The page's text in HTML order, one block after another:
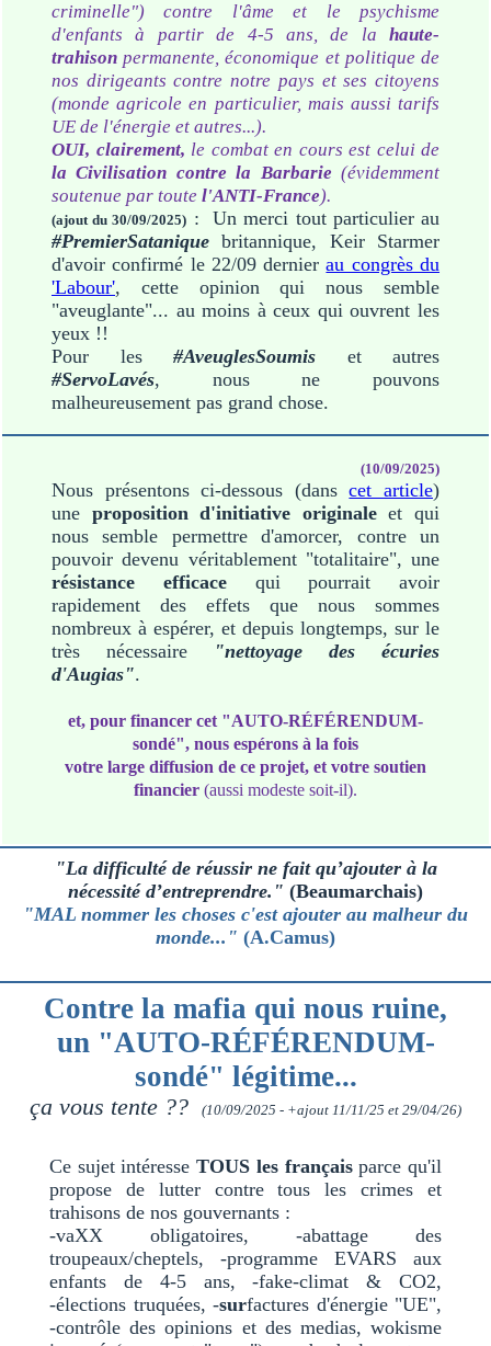
criminelle") contre l'âme et le psychisme
d'enfants à partir de 4-5 ans, de la haute-
trahison permanente, économique et politique de
nos dirigeants contre notre pays et ses citoyens
(monde agricole en particulier, mais aussi tarifs
UE de l'énergie et autres...).
OUI, clairement, le combat en cours est celui de
la Civilisation contre la Barbarie (évidemment
soutenue par toute l'ANTI-France).
(ajout du 30/09/2025) : Un merci tout particulier au
#PremierSatanique britannique, Keir Starmer
d'avoir confirmé le 22/09 dernierau congrès du
'Labour', cette opinion qui nous semble
"aveuglante"... au moins à ceux qui ouvrent les
yeux !!
Pour les #AveuglesSoumis et autres
#ServoLavés, nous ne pouvons
malheureusement pas grand chose.
(10/09/2025)
Nous présentons ci-dessous (danscet article)
une proposition d'initiative originaleet qui
nous semble permettre d'amorcer, contre un
pouvoir devenu véritablement "totalitaire", une
résistance efficacequi pourrait avoir
rapidement des effets que nous sommes
nombreux à espérer, et depuis longtemps, sur le
très nécessaire
"nettoyage des écuries
d'Augias".
et, pour financer cet "AUTO-RÉFÉRENDUM-
sondé", nous espérons à la fois
votre large diffusion de ce projet, et votre soutien
financier (aussi modeste soit-il).
"La difficulté de réussir ne fait qu’ajouter à la
nécessité d’entreprendre." (Beaumarchais)
"MAL nommer les choses c'est ajouter au malheur du
monde..." (A.Camus)
Contre la mafia qui nous ruine,
un "AUTO-RÉFÉRENDUM-
sondé" légitime...
ça vous tente ?? (10/09/2025 - +ajout 11/11/25 et 29/04/26)
Ce sujet intéresseTOUS les françaisparce qu'il
propose de lutter contre tous les crimes et
trahisons de nos gouvernants :
-vaXX obligatoires, -abattage des
troupeaux/cheptels, -programme EVARS aux
enfants de 4-5 ans, -fake-climat & CO2,
-élections truquées, -surfactures d'énergie "UE",
-contrôle des opinions et des medias, wokisme